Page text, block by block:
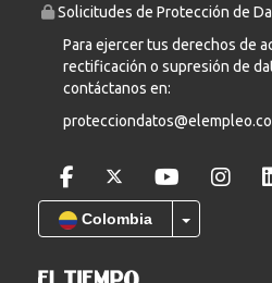
Solicitudes de Protección de
Para ejercer tus derechos de
rectificación o supresión de
contáctanos en:
Colombia